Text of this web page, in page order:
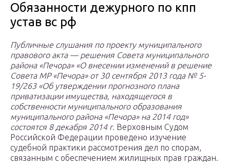
Обязанности дежурного по кпп
устав вс рф
Публичные слушания по проекту муниципального
правового акта — решения Совета муниципального
района «Печора» «О внесении изменений в решение
Совета МР «Печора» от 30 сентября 2013 года № 5-
19/263 «Об утверждении прогнозного плана
приватизации имущества, находящегося в
собственности муниципального образования
муниципального района «Печора» на 2014 год»
состоятся 8 декабря 2014 г. Верховным Судом
Российской Федерации проведено изучение
судебной практики рассмотрения дел по спорам,
связанным с обеспечением жилищных прав граждан.